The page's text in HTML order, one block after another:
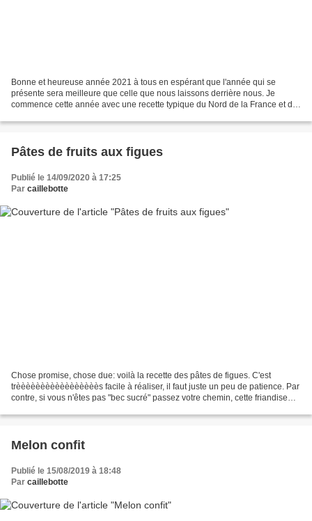
Bonne et heureuse année 2021 à tous en espérant que l'année qui se
présente sera meilleure que celle que nous laissons derrière nous. Je
commence cette année avec une recette typique du Nord de la France et de
Pâtes de fruits aux figues
Publié le 14/09/2020 à 17:25
Par caillebotte
Chose promise, chose due: voilà la recette des pâtes de figues. C'est
trèèèèèèèèèèèèèèèèès facile à réaliser, il faut juste un peu de patience. Par
contre, si vous n'êtes pas "bec sucré" passez votre chemin, cette friandise
Melon confit
Publié le 15/08/2019 à 18:48
Par caillebotte